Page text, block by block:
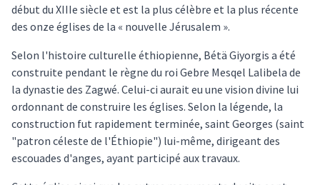
début du XIIIe siècle et est la plus célèbre et la plus récente
des onze églises de la « nouvelle Jérusalem ».
Selon l'histoire culturelle éthiopienne, Bétä Giyorgis a été
construite pendant le règne du roi Gebre Mesqel Lalibela de
la dynastie des Zagwé. Celui-ci aurait eu une vision divine lui
ordonnant de construire les églises. Selon la légende, la
construction fut rapidement terminée, saint Georges (saint
"patron céleste de l'Éthiopie") lui-même, dirigeant des
escouades d'anges, ayant participé aux travaux.